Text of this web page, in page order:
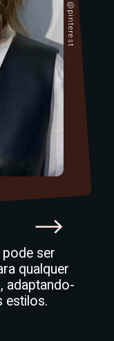
ser
qualquer
adaptando-
estilos.
@pinterest